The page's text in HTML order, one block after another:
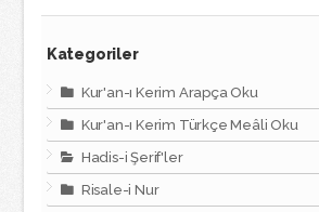
Kategoriler
Kur'an-ı Kerim Arapça Oku
Kur'an-ı Kerim Türkçe Meâli Oku
Hadis-i Şerif'ler
Risale-i Nur